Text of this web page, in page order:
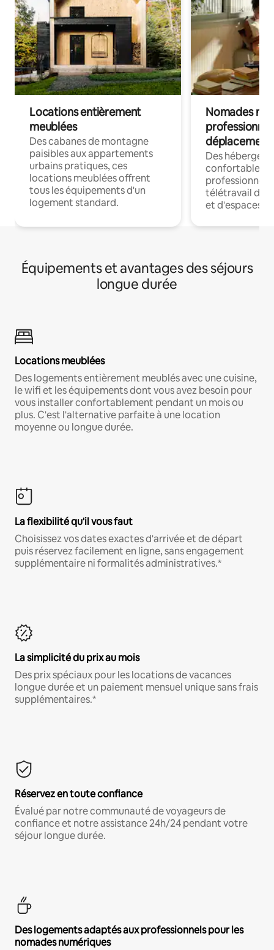
Locations entièrement
meublées
Des cabanes de montagne
paisibles aux appartements
urbains pratiques, ces
locations meublées offrent
tous les équipements d'un
logement standard.
Nomades
déplacement
Des
confortables
professionnels
télétravail
et d'espaces
Équipements et avantages des séjours
longue durée
Locations meublées
Des logements entièrement meublés avec une cuisine,
le wifi et les équipements dont vous avez besoin pour
vous installer confortablement pendant un mois ou
plus. C'est l'alternative parfaite à une location
moyenne ou longue durée.
La flexibilité qu'il vous faut
Choisissez vos dates exactes d'arrivée et de départ
puis réservez facilement en ligne, sans engagement
supplémentaire ni formalités administratives.*
La simplicité du prix au mois
Des prix spéciaux pour les locations de vacances
longue durée et un paiement mensuel unique sans frais
supplémentaires.*
Réservez en toute confiance
Évalué par notre communauté de voyageurs de
confiance et notre assistance 24h/24 pendant votre
séjour longue durée.
Des logements adaptés aux professionnels pour les
nomades numériques